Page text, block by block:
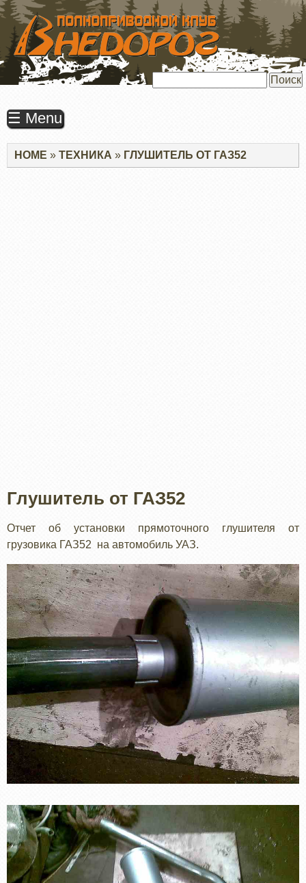
ПЕРЕЙТИ
ОСНОВНОМУ
СОДЕРЖАНИЮ
☰ Menu
Строка
навигации
HOME ТЕХНИКА ГЛУШИТЕЛЬ ОТ ГАЗ52
Глушитель от ГАЗ52
Отчет об установки прямоточного глушителя от
грузовика ГАЗ52 на автомобиль УАЗ.